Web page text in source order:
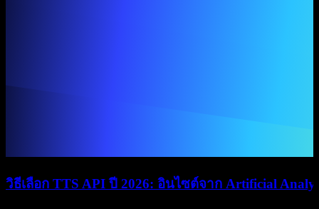
วิธีเลือก TTS API ปี 2026: อินไซต์จาก Artificial